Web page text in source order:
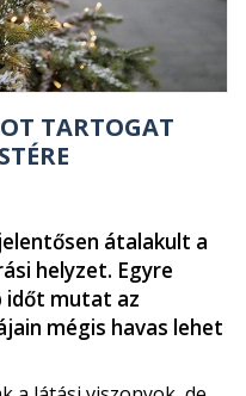
TARTOGAT
átalakult a
helyzet. Egyre
időt mutat az
mégis havas lehet